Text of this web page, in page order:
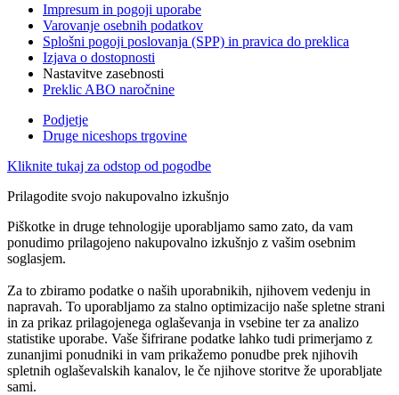
Impresum in pogoji uporabe
Varovanje osebnih podatkov
Splošni pogoji poslovanja (SPP) in pravica do preklica
Izjava o dostopnosti
Nastavitve zasebnosti
Preklic ABO naročnine
Podjetje
Druge niceshops trgovine
Kliknite tukaj za odstop od pogodbe
Prilagodite svojo nakupovalno izkušnjo
Piškotke in druge tehnologije uporabljamo samo zato, da vam
ponudimo prilagojeno nakupovalno izkušnjo z vašim osebnim
soglasjem.
Za to zbiramo podatke o naših uporabnikih, njihovem vedenju in
napravah. To uporabljamo za stalno optimizacijo naše spletne strani
in za prikaz prilagojenega oglaševanja in vsebine ter za analizo
statistike uporabe. Vaše šifrirane podatke lahko tudi primerjamo z
zunanjimi ponudniki in vam prikažemo ponudbe prek njihovih
spletnih oglaševalskih kanalov, le če njihove storitve že uporabljate
sami.